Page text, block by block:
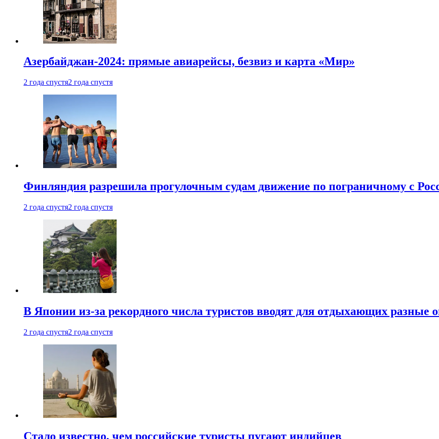
Азербайджан-2024: прямые авиарейсы, безвиз и карта «Мир»
2 года спустя2 года спустя
Финляндия разрешила прогулочным судам движение по пограничному с
2 года спустя2 года спустя
В Японии из-за рекордного числа туристов вводят для отдыхающих разные
2 года спустя2 года спустя
Стало известно, чем российские туристы пугают индийцев